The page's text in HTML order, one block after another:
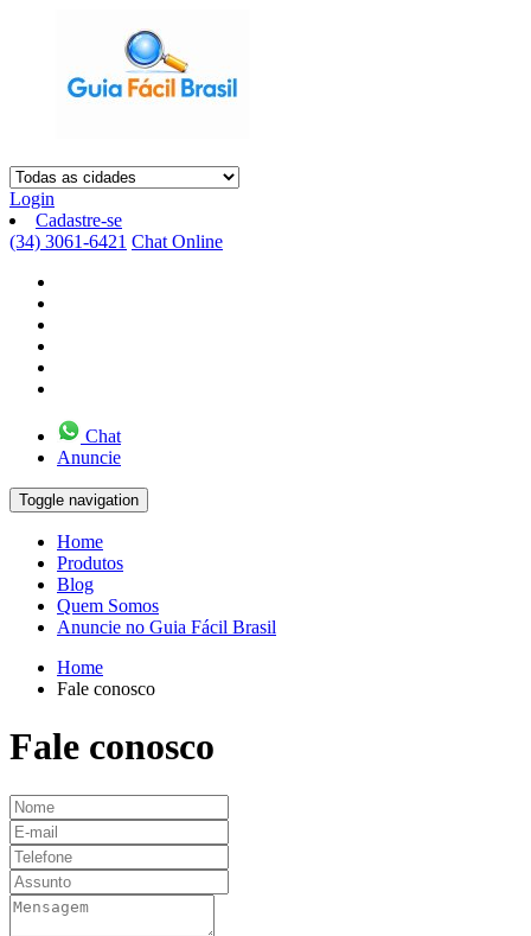
Login
Cadastre-se
(34) 3061-6421 Chat Online
Chat
Anuncie
Toggle navigation
Home
Produtos
Blog
Quem Somos
Anuncie no Guia Fácil Brasil
Home
Fale conosco
Fale conosco